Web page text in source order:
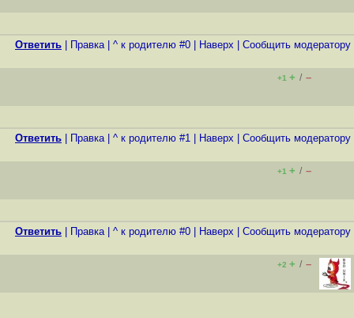
Ответить Правка| ^ к родителю #0 Наверх Cообщить модератору
+1 + / –
Ответить Правка| ^ к родителю #1 Наверх Cообщить модератору
+1 + / –
Ответить Правка| ^ к родителю #0 Наверх Cообщить модератору
+2 + / –